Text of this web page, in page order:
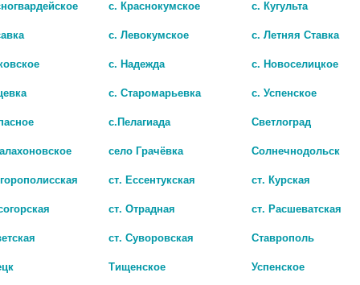
Показать все
с. Краснокумское
с. Кугульта
с. Левокумское
с. Летняя Ставка
с. Надежда
с. Новоселицкое
с. Старомарьевка
с. Успенское
с.Пелагиада
Светлоград
село Грачёвка
Солнечнодольск
ст. Ессентукская
ст. Курская
ст. Отрадная
ст. Расшеватская
ст. Суворовская
Ставрополь
Тищенское Успенское